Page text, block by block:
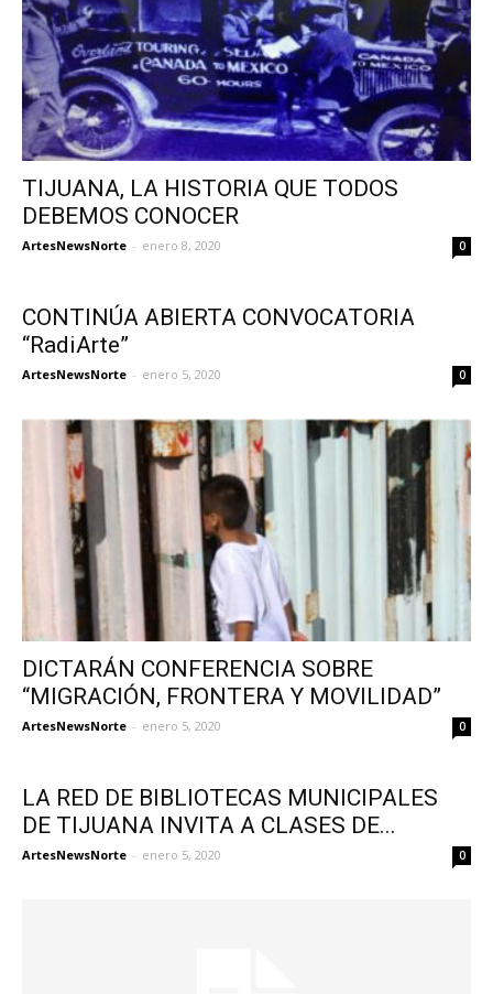
TIJUANA, LA HISTORIA QUE TODOS
DEBEMOS CONOCER
ArtesNewsNorte - enero 8, 2020 0
CONTINÚA ABIERTA CONVOCATORIA
“RadiArte”
ArtesNewsNorte - enero 5, 2020 0
DICTARÁN CONFERENCIA SOBRE
“MIGRACIÓN, FRONTERA Y MOVILIDAD”
ArtesNewsNorte - enero 5, 2020 0
LA RED DE BIBLIOTECAS MUNICIPALES
DE TIJUANA INVITA A CLASES DE...
ArtesNewsNorte - enero 5, 2020 0